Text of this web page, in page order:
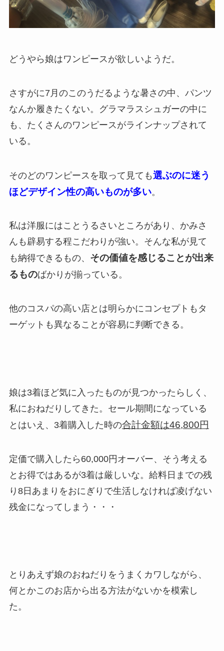
どうやら娘はワンピースが欲しいようだ。
さすがに7月のこのうだるような暑さの中、パンツ
なんか履きたくない。グラマラスシュガーの中に
も、たくさんのワンピースがラインナップされて
いる。
そのどのワンピースを取って見ても選ぶのに迷う
ほどデザイン性の高いものが多い。
私は洋服にはことうるさいところがあり、かみさ
んも辟易する程こだわりが強い。そんな私が見て
も納得できるもの、 その価値を感じることが出来
るものばかりが揃っている。
他のコスパの高い店とは明らかにコンセプトもタ
ーゲットも異なることが容易に判断できる。
娘は3着ほど気に入ったものが見つかったらしく、
私におねだりしてきた。セール期間になっている
とはいえ、3着購入した時の合計金額は46,800円
定価で購入したら60,000円オーバー、そう考える
とお得ではあるが3着は厳しいな。給料日までの残
り8日あまりをおにぎりで生活しなければ凌げない
残金になってしまう・・・
とりあえず娘のおねだりをうまくカワしながら、
何とかこのお店から出る方法がないかを模索し
た。